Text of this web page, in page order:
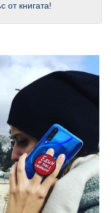
от книгата!